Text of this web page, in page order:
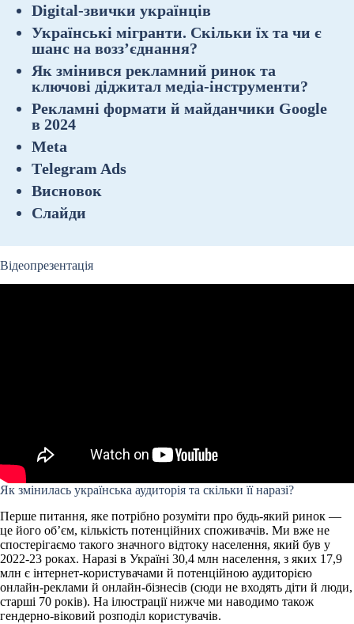
Digital-звички українців
Українські мігранти. Скільки їх та чи є
шанс на возз’єднання?
Як змінився рекламний ринок та
ключові діджитал медіа-інструменти?
Рекламні формати й майданчики Google
в 2024
Meta
Тelegram Ads
Висновок
Слайди
Відеопрезентація
Як змінилась українська аудиторія та скільки її наразі?
Перше питання, яке потрібно розуміти про будь-який ринок —
це його об’єм, кількість потенційних споживачів. Ми вже не
спостерігаємо такого значного відтоку населення, який був у
2022-23 роках. Наразі в Україні 30,4 млн населення, з яких 17,9
млн є інтернет-користувачами й потенційною аудиторією
онлайн-реклами й онлайн-бізнесів (сюди не входять діти й люди,
старші 70 років). На ілюстрації нижче ми наводимо також
гендерно-віковий розподіл користувачів.